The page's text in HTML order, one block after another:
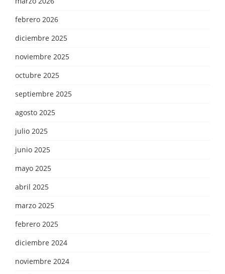
febrero 2026
diciembre 2025
noviembre 2025
octubre 2025
septiembre 2025
agosto 2025
julio 2025
junio 2025
mayo 2025
abril 2025
marzo 2025
febrero 2025
diciembre 2024
noviembre 2024